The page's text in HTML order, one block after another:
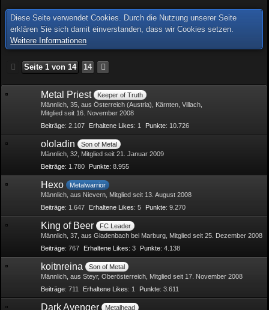
Diese Seite verwendet Cookies. Durch die Nutzung unserer Seite
erklären Sie sich damit einverstanden, dass wir Cookies setzen.
Weitere Informationen
Seite 1 von 14 14
Metal Priest
Keeper of Truth
Männlich 35 aus Österreich (Austria), Kärnten, Villach
Mitglied seit 16. November 2008
Beiträge 2.107 Erhaltene Likes 1 Punkte 10.726
ololadin
Son of Metal
Männlich 32 Mitglied seit 21. Januar 2009
Beiträge 1.780 Punkte 8.955
Hexo
Metalwarrior
Männlich aus Nievern Mitglied seit 13. August 2008
Beiträge 1.647 Erhaltene Likes 5 Punkte 9.270
King of Beer
FC Leader
Männlich 37 aus Gladenbach bei Marburg Mitglied seit 25. Dezember 2008
Beiträge 767 Erhaltene Likes 3 Punkte 4.138
koitnreina
Son of Metal
Männlich aus Steyr, Oberösterreich Mitglied seit 17. November 2008
Beiträge 711 Erhaltene Likes 1 Punkte 3.611
Dark Avenger
Metalhead